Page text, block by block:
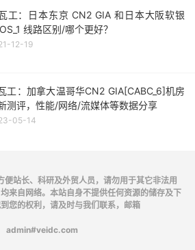
工：日本东京 CN2 GIA 和日本大阪软银
线路区别/哪个更好？
12-19
工：加拿大温哥华CN2 GIA[CABC_6]机房
测评，性能/网络/流媒体等数据分享
05-14
便站长、科研及外贸人员，请勿用于其它非法用
来自网络。本站自身不提供任何资源的储存及下
您的权利，请及时与我们联系，邮箱
admin#veidc.com